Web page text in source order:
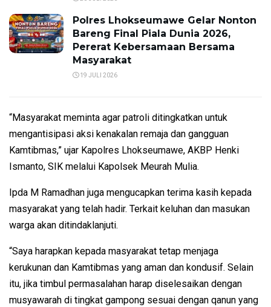
Polres Lhokseumawe Gelar Nonton
Bareng Final Piala Dunia 2026,
Pererat Kebersamaan Bersama
Masyarakat
19 JULI 2026
“Masyarakat meminta agar patroli ditingkatkan untuk
mengantisipasi aksi kenakalan remaja dan gangguan
Kamtibmas,” ujar Kapolres Lhokseumawe, AKBP Henki
Ismanto, SIK melalui Kapolsek Meurah Mulia.
Ipda M Ramadhan juga mengucapkan terima kasih kepada
masyarakat yang telah hadir. Terkait keluhan dan masukan
warga akan ditindaklanjuti.
“Saya harapkan kepada masyarakat tetap menjaga
kerukunan dan Kamtibmas yang aman dan kondusif. Selain
itu, jika timbul permasalahan harap diselesaikan dengan
musyawarah di tingkat gampong sesuai dengan qanun yang